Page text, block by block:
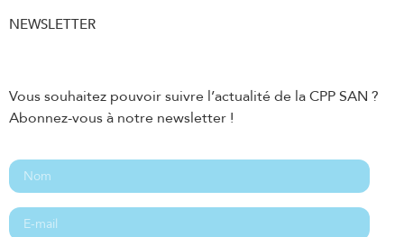
NEWSLETTER
Vous souhaitez pouvoir suivre l’actualité de la CPP SAN ?
Abonnez-vous à notre newsletter !